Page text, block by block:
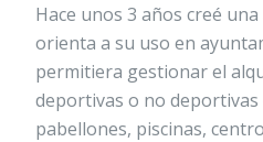
Hace unos 3 años creé
orienta a su uso en
permitiera gestionar el
deportivas o no deportivas
pabellones, piscinas,